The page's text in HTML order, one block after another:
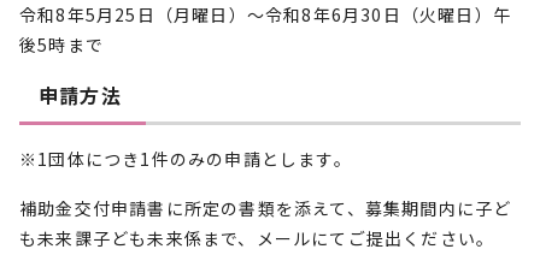
令和8年5月25日（月曜日）～令和8年6月30日（火曜日）午
後5時まで
申請方法
※1団体につき1件のみの申請とします。
補助金交付申請書に所定の書類を添えて、募集期間内に子ど
も未来課子ども未来係まで、メールにてご提出ください。